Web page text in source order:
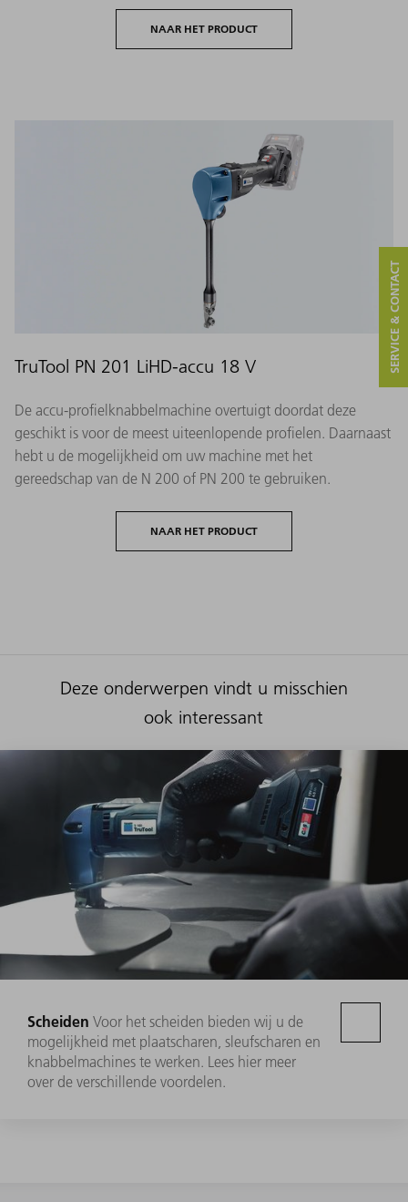
NAAR HET PRODUCT
TruTool PN 201 LiHD-accu 18 V
De accu-profielknabbelmachine overtuigt doordat deze
geschikt is voor de meest uiteenlopende profielen. Daarnaast
hebt u de mogelijkheid om uw machine met het
gereedschap van de N 200 of PN 200 te gebruiken.
NAAR HET PRODUCT
Deze onderwerpen vindt u misschien
ook interessant
Scheiden Voor het scheiden bieden wij u de
mogelijkheid met plaatscharen, sleufscharen en
knabbelmachines te werken. Lees hier meer
over de verschillende voordelen.
SERVICE & CONTACT